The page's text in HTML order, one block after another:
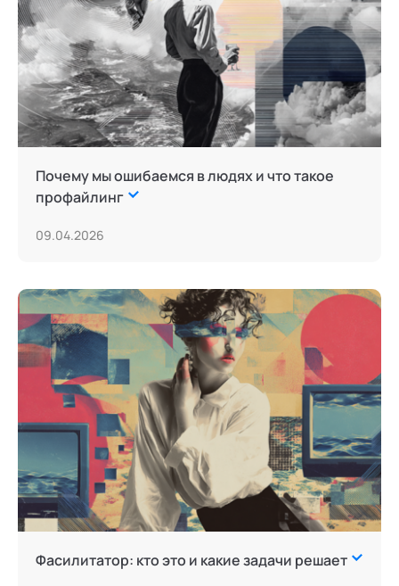
Почему мы ошибаемся в людях и что такое
профайлинг
09.04.2026
Фасилитатор: кто это и какие задачи решает